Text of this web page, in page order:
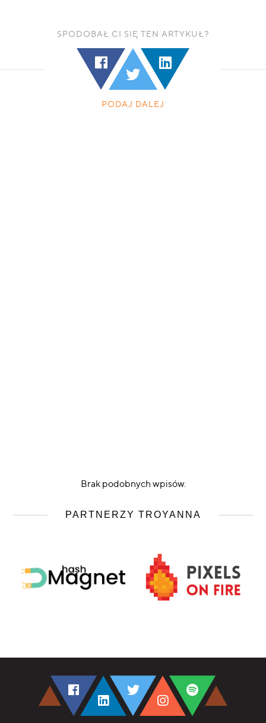
SPODOBAŁ CI SIĘ TEN ARTYKUŁ?
PODAJ DALEJ
Brak podobnych wpisów.
PARTNERZY TROYANNA